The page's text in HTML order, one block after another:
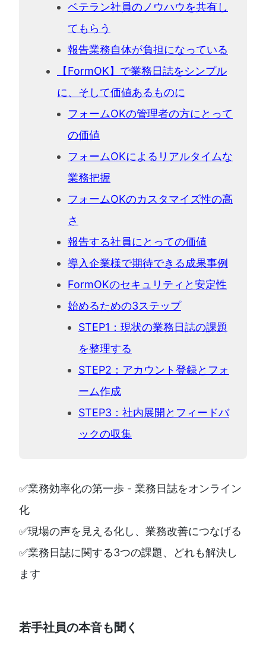
ベテラン社員のノウハウを共有し
てもらう
報告業務自体が負担になっている
【FormOK】で業務日誌をシンプル
に、そして価値あるものに
フォームOKの管理者の方にとって
の価値
フォームOKによるリアルタイムな
業務把握
フォームOKのカスタマイズ性の高
さ
報告する社員にとっての価値
導入企業様で期待できる成果事例
FormOKのセキュリティと安定性
始めるための3ステップ
STEP1：現状の業務日誌の課題
を整理する
STEP2：アカウント登録とフォ
ーム作成
STEP3：社内展開とフィードバ
ックの収集
✅業務効率化の第一歩 - 業務日誌をオンライン
化
✅現場の声を見える化し、業務改善につなげる
✅業務日誌に関する3つの課題、どれも解決し
ます
若手社員の本音も聞く